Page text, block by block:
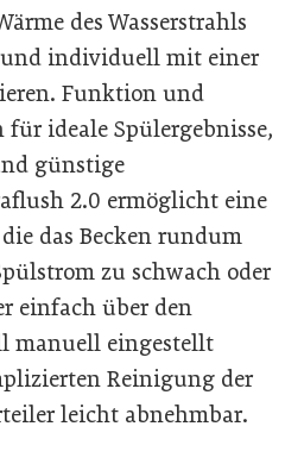
des Wasserstrahls
individuell mit einer
Funktion und
für ideale Spülergebnisse,
günstige
2.0 ermöglicht eine
das Becken rundum
zu schwach oder
einfach über den
manuell eingestellt
Reinigung der
leicht abnehmbar.